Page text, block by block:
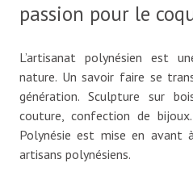
passion pour le
L’artisanat polynésien est
nature. Un savoir faire se
génération. Sculpture sur
couture, confection de
Polynésie est mise en avant
artisans polynésiens.